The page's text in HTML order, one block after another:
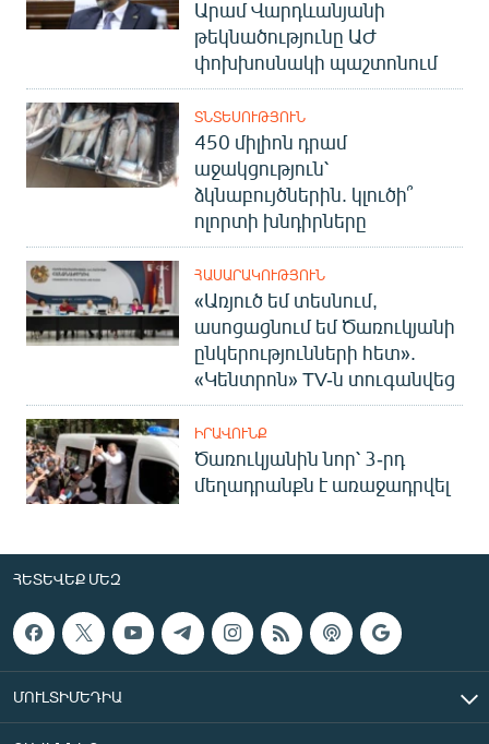
«Ազատության» բոլոր կայքերը
Արամ Վարդևանյանի
թեկնածությունը ԱԺ
փոխխոսնակի պաշտոնում
ՏՆՏԵՍՈՒԹՅՈՒՆ
450 միլիոն դրամ
աջակցություն՝
ձկնաբույծներին. կլուծի՞
ոլորտի խնդիրները
ՀԱՍԱՐԱԿՈՒԹՅՈՒՆ
«Առյուծ եմ տեսնում,
ասոցացնում եմ Ծառուկյանի
ընկերությունների հետ».
«Կենտրոն» TV-ն տուգանվեց
ԻՐԱՎՈՒՆՔ
Ծառուկյանին նոր՝ 3-րդ
մեղադրանքն է առաջադրվել
ՀԵՏԵՎԵՔ ՄԵԶ
ՄՈՒԼՏԻՄԵԴԻԱ